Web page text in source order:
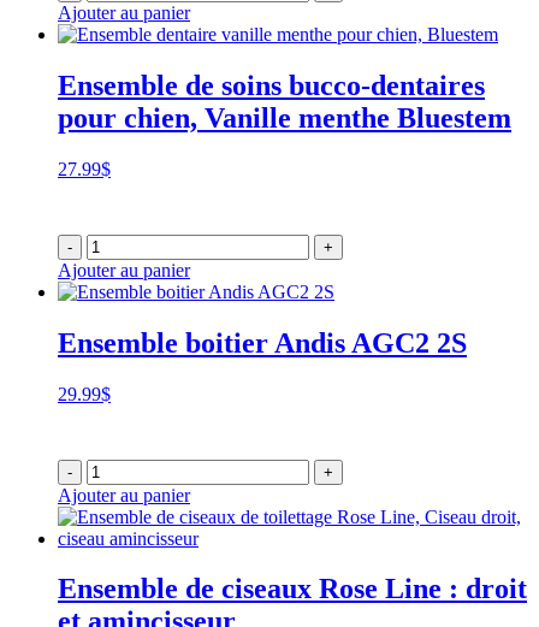
Ajouter au panier
Ensemble de soins bucco-dentaires
pour chien, Vanille menthe Bluestem
27.99$
- +
Ajouter au panier
Ensemble boitier Andis AGC2 2S
29.99$
- +
Ajouter au panier
Ensemble de ciseaux Rose Line : droit